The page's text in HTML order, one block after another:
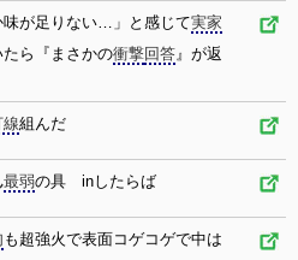
味が足りない…」と感じて実家
ら『まさかの衝撃回答』が返
線組んだ
最弱の具 inしたらば
も超強火で表面コゲコゲで中は